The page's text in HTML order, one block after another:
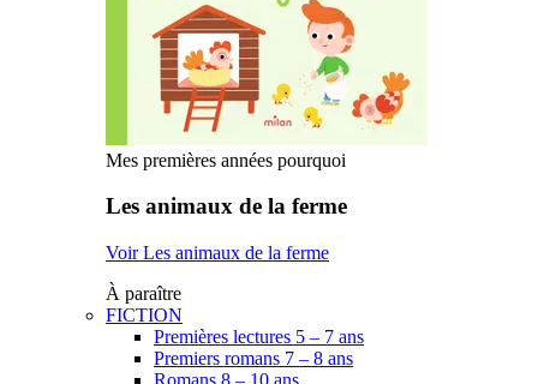
Mes premières années pourquoi
Les animaux de la ferme
Voir Les animaux de la ferme
À paraître
FICTION
Premières lectures 5 – 7 ans
Premiers romans 7 – 8 ans
Romans 8 – 10 ans